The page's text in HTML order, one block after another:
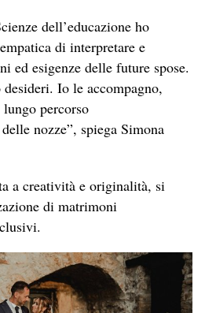
dell’educazione ho
di interpretare e
ed esigenze delle future spose.
Io le accompagno,
lungo percorso
nozze”, spiega Simona
a creatività e originalità, si
di matrimoni